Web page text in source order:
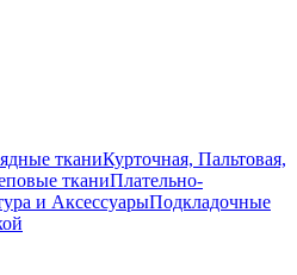
тканиКурточная, Пальтовая,
тканиПлательно-
и АксессуарыПодкладочные